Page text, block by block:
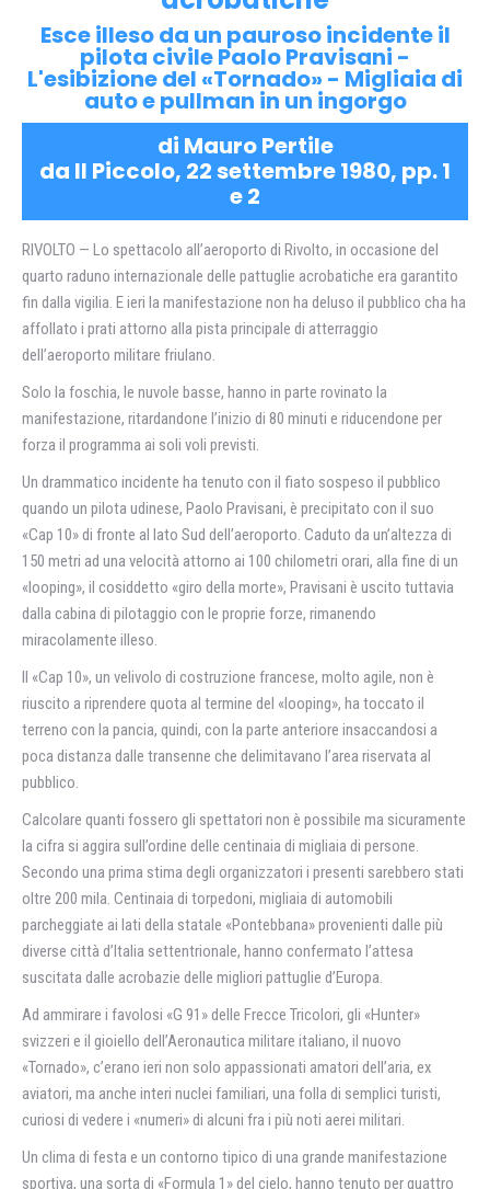
Esce illeso da un pauroso incidente il
pilota civile Paolo Pravisani -
L'esibizione del «Tornado» - Migliaia di
auto e pullman in un ingorgo
di Mauro Pertile
da Il Piccolo, 22 settembre 1980, pp. 1
e 2
RIVOLTO — Lo spettacolo all’aeroporto di Rivolto, in occasione del
quarto raduno internazionale delle pattuglie acrobatiche era garantito
fin dalla vigilia. E ieri la manifestazione non ha deluso il pubblico cha ha
affollato i prati attorno alla pista principale di atterraggio
dell’aeroporto militare friulano.
Solo la foschia, le nuvole basse, hanno in parte rovinato la
manifestazione, ritardandone l’inizio di 80 minuti e riducendone per
forza il programma ai soli voli previsti.
Un drammatico incidente ha tenuto con il fiato sospeso il pubblico
quando un pilota udinese, Paolo Pravisani, è precipitato con il suo
«Cap 10» di fronte al lato Sud dell’aeroporto. Caduto da un’altezza di
150 metri ad una velocità attorno ai 100 chilometri orari, alla fine di un
«looping», il cosiddetto «giro della morte», Pravisani è uscito tuttavia
dalla cabina di pilotaggio con le proprie forze, rimanendo
miracolamente illeso.
Il «Cap 10», un velivolo di costruzione francese, molto agile, non è
riuscito a riprendere quota al termine del «looping», ha toccato il
terreno con la pancia, quindi, con la parte anteriore insaccandosi a
poca distanza dalle transenne che delimitavano l’area riservata al
pubblico.
Calcolare quanti fossero gli spettatori non è possibile ma sicuramente
la cifra si aggira sull’ordine delle centinaia di migliaia di persone.
Secondo una prima stima degli organizzatori i presenti sarebbero stati
oltre 200 mila. Centinaia di torpedoni, migliaia di automobili
parcheggiate ai lati della statale «Pontebbana» provenienti dalle più
diverse città d’Italia settentrionale, hanno confermato l’attesa
suscitata dalle acrobazie delle migliori pattuglie d’Europa.
Ad ammirare i favolosi «G 91» delle Frecce Tricolori, gli «Hunter»
svizzeri e il gioiello dell’Aeronautica militare italiano, il nuovo
«Tornado», c’erano ieri non solo appassionati amatori dell’aria, ex
aviatori, ma anche interi nuclei familiari, una folla di semplici turisti,
curiosi di vedere i «numeri» di alcuni fra i più noti aerei militari.
Un clima di festa e un contorno tipico di una grande manifestazione
sportiva, una sorta di «Formula 1» del cielo, hanno tenuto per quattro